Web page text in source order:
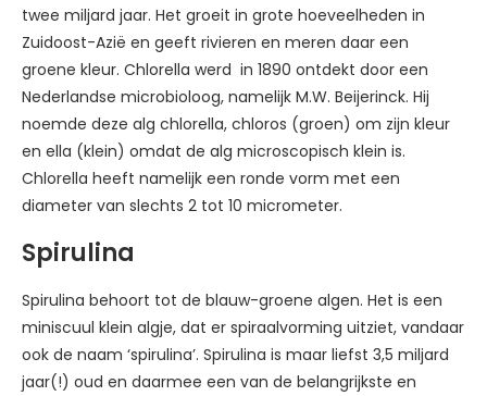
twee miljard jaar. Het groeit in grote hoeveelheden in
Zuidoost-Azië en geeft rivieren en meren daar een
groene kleur. Chlorella werd in 1890 ontdekt door een
Nederlandse microbioloog, namelijk M.W. Beijerinck. Hij
noemde deze alg chlorella, chloros (groen) om zijn kleur
en ella (klein) omdat de alg microscopisch klein is.
Chlorella heeft namelijk een ronde vorm met een
diameter van slechts 2 tot 10 micrometer.
Spirulina
Spirulina behoort tot de blauw-groene algen. Het is een
miniscuul klein algje, dat er spiraalvorming uitziet, vandaar
ook de naam ‘spirulina’. Spirulina is maar liefst 3,5 miljard
jaar(!) oud en daarmee een van de belangrijkste en